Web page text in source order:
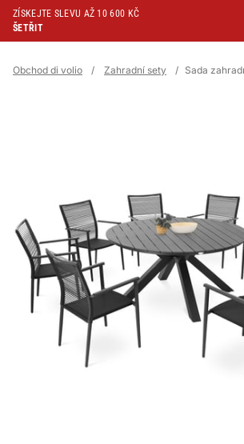
ZÍSKEJTE SLEVU AŽ 10 600 KČ
ŠETŘIT
Obchod di volio / Zahradní sety / Sada